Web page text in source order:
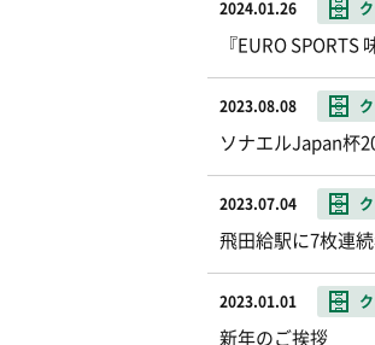
2024.01.26
『EURO
2023.08.08
ソナエルJapan杯
2023.07.04
飛田給駅に7枚連
2023.01.01
新年のご挨拶